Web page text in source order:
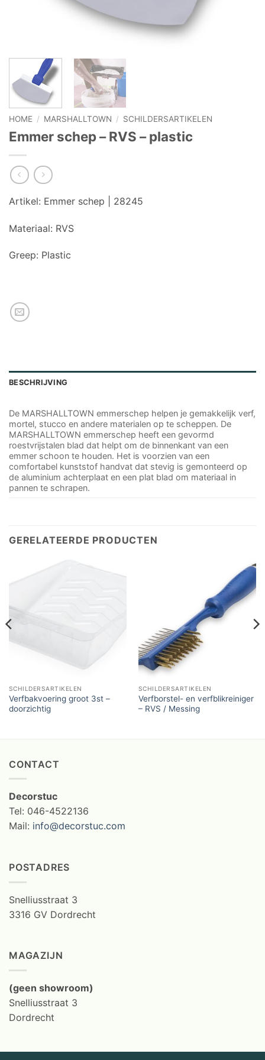
HOME / MARSHALLTOWN / SCHILDERSARTIKELEN
Emmer schep – RVS – plastic
Artikel: Emmer schep | 28245
Materiaal: RVS
Greep: Plastic
BESCHRIJVING
De MARSHALLTOWN emmerschep helpen je gemakkelijk verf,
mortel, stucco en andere materialen op te scheppen. De
MARSHALLTOWN emmerschep heeft een gevormd
roestvrijstalen blad dat helpt om de binnenkant van een
emmer schoon te houden. Het is voorzien van een
comfortabel kunststof handvat dat stevig is gemonteerd op
de aluminium achterplaat en een plat blad om materiaal in
pannen te schrapen.
GERELATEERDE PRODUCTEN
SCHILDERSARTIKELEN
Verfbakvoering groot 3st –
doorzichtig
SCHILDERSARTIKELEN
Verfborstel- en verfblikreiniger
– RVS / Messing
CONTACT
Decorstuc
Tel: 046-4522136
Mail: info@decorstuc.com
POSTADRES
Snelliusstraat 3
3316 GV Dordrecht
MAGAZIJN
(geen showroom)
Snelliusstraat 3
Dordrecht